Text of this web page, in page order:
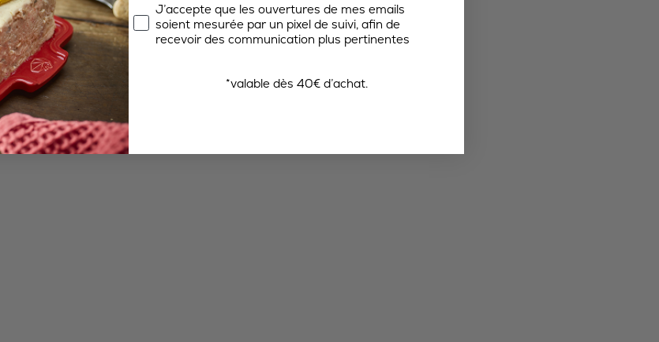
J’accepte que les ouvertures de mes emails
soient mesurée par un pixel de suivi, afin de
recevoir des communication plus pertinentes
*valable dès 40€ d’achat.